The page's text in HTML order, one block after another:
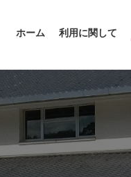
ホーム 利用に関して